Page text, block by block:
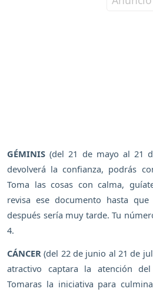
GÉMINIS (del 21 de mayo al 21
devolverá la confianza, podrás
Toma las cosas con calma,
revisa ese documento hasta
después sería muy tarde. Tu
4.
CÁNCER (del 22 de junio al 21 de
atractivo captara la atención
Tomaras la iniciativa para